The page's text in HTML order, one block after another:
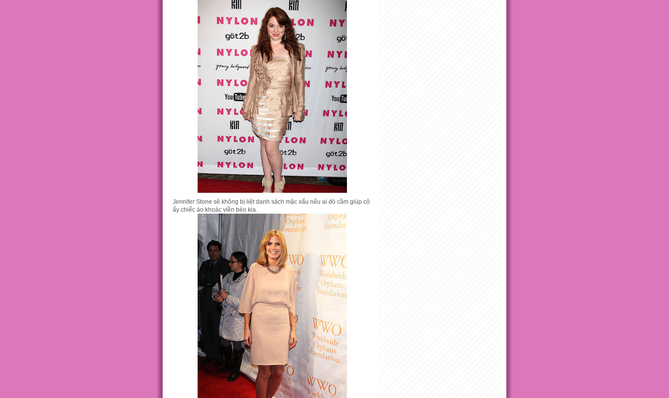
Jennifer Stone sẽ không bị liệt danh sách mặc xấu nếu ai đó cầm giúp cô
ấy chiếc áo khoác viền bèo kia.